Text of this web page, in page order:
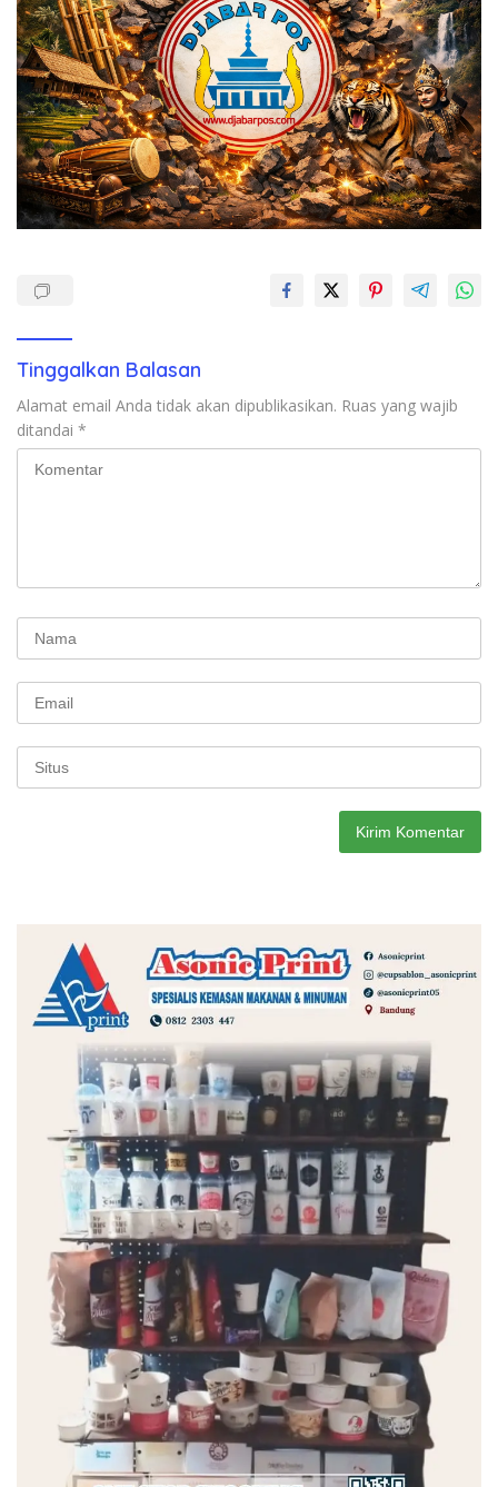
Tinggalkan Balasan
Alamat email Anda tidak akan dipublikasikan. Ruas yang wajib
ditandai *